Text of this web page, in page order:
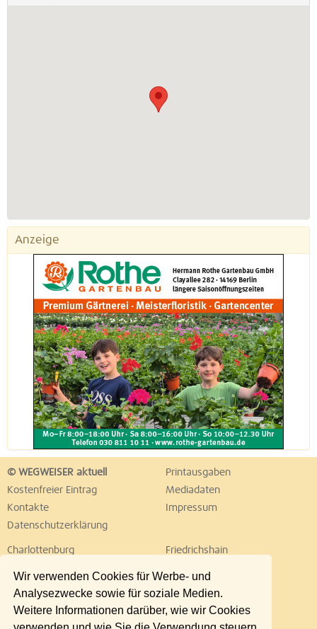
Wir verwenden Cookies für Werbe- und
Analysezwecke sowie für soziale Medien.
Weitere Informationen darüber, wie wir Cookies
Anzeige
© WEGWEISER aktuell
Printausgaben
Kostenfreier Eintrag
Mediadaten
Kontakte
Impressum
Datenschutzerklärung
Charlottenburg
Friedrichshain
Lichtenberg
Marzahn
Neukölln